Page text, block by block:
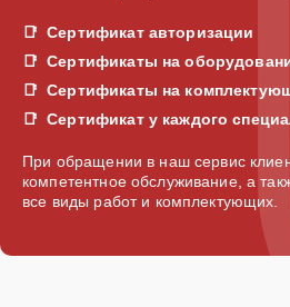
Сертификат авторизации
Сертификаты на
Сертификаты на
Сертификат у каждого
При обращении в наш сервис
компетентное обслуживание, а
все виды работ и комплектующих.